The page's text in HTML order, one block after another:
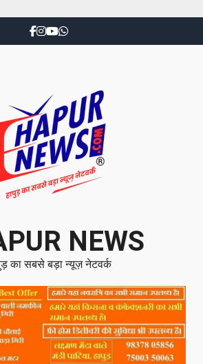
NEWS
का सबसे बड़ा न्यूज़ नेटवर्क